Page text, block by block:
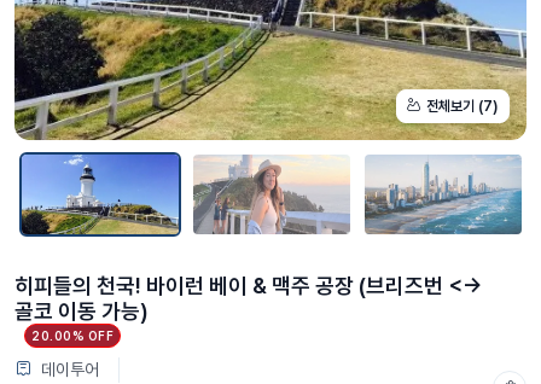
전체보기 (7)
히피들의 천국! 바이런 베이 & 맥주 공장 (브리즈번 <->
골코 이동 가능)
20.00% OFF
데이투어